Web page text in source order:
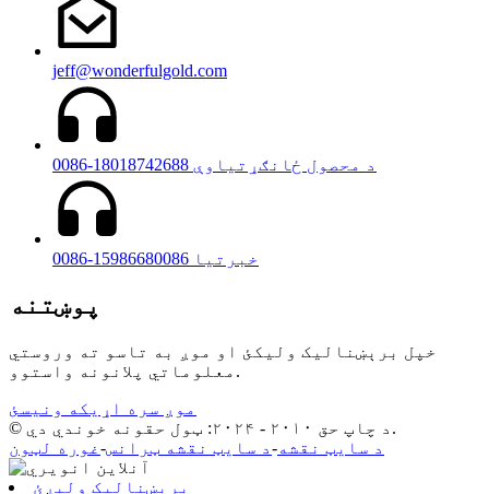
jeff@wonderfulgold.com
0086-18018742688 د محصول ځانګړتیاوې
0086-15986680086 خبرتیا
پوښتنه
خپل برېښنالیک ولیکئ او موږ به تاسو ته وروستي
معلوماتي پلانونه واستوو.
موږ سره اړیکه ونیسئ
© د چاپ حق ۲۰۱۰ - ۲۰۲۴: ټول حقونه خوندي دي.
د سایټ نقشه-د سایټ نقشه ټرانس- غوره لټون
برېښنالیک ولېږئ